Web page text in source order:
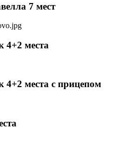
7 мест
4+2 места
4+2 места c прицепом